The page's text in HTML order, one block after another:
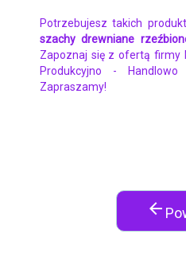
Potrzebujesz takich
szachy drewniane
Zapoznaj się z ofertą firmy
Produkcyjno - Handlowo
Zapraszamy!
arrow_back